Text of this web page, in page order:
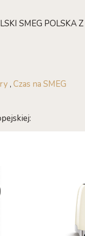
SMEG POLSKA Z
, Czas na SMEG